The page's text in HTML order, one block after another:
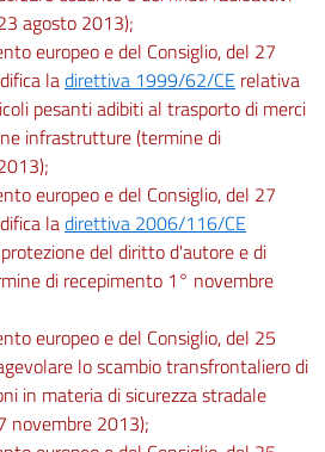
agosto 2013);
europeo e del Consiglio, del 27
ladirettiva 1999/62/CE relativa
pesanti adibiti al trasporto di merci
infrastrutture (termine di
europeo e del Consiglio, del 27
ladirettiva 2006/116/CE
del diritto d'autore e di
di recepimento 1° novembre
europeo e del Consiglio, del 25
lo scambio transfrontaliero di
in materia di sicurezza stradale
novembre 2013);